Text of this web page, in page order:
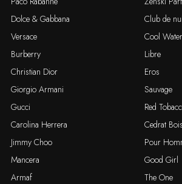
Dolce & Gabbana
Versace
Burberry
Christian Dior
Giorgio Armani
Gucci
Carolina Herrera
Jimmy Choo
Mancera
Armaf
Club de
Cool Water
Libre
Eros
Sauvage
Red
Cedrat
Pour
Good Girl
The One